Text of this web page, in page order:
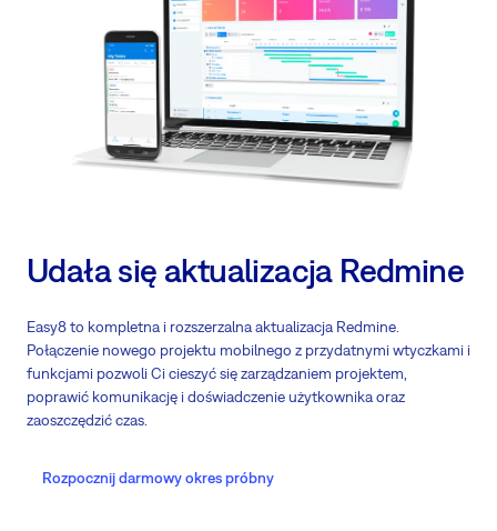
Udała się aktualizacja Redmine
Easy8 to kompletna i rozszerzalna aktualizacja Redmine.
Połączenie nowego projektu mobilnego z przydatnymi wtyczkami i
funkcjami pozwoli Ci cieszyć się zarządzaniem projektem,
poprawić komunikację i doświadczenie użytkownika oraz
zaoszczędzić czas.
Rozpocznij darmowy okres próbny